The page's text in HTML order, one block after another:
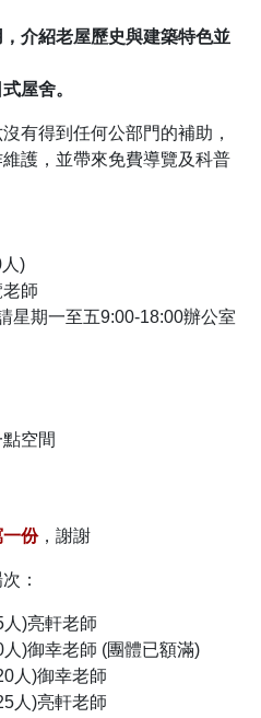
介紹老屋歷史與建築特色並
屋舍。
有得到任何公部門的補助，
護，並帶來免費導覽及科普
)
師
星期一至五9:00-18:00辦公室
空間
份，謝謝
：
)亮軒老師
人)御幸老師 (團體已額滿)
人)御幸老師
人)亮軒老師